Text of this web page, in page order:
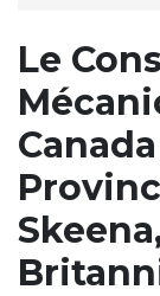
Le